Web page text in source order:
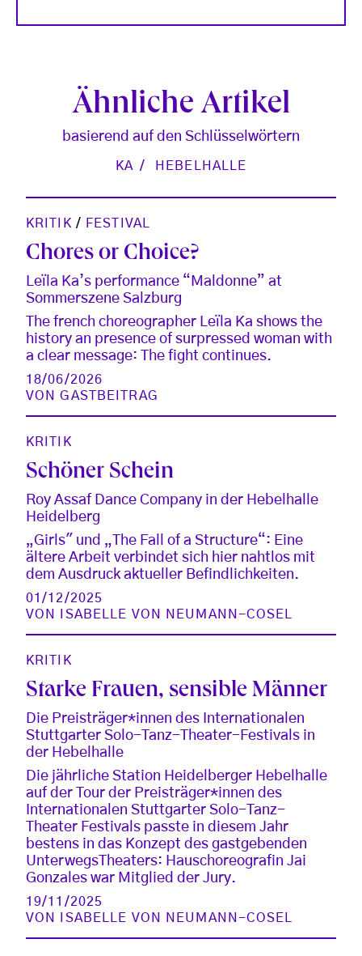
Ähnliche Artikel
basierend auf den Schlüsselwörtern
KA HEBELHALLE
KRITIK / FESTIVAL
Chores or Choice?
Leïla Ka’s performance “Maldonne” at
Sommerszene Salzburg
The french choreographer Leïla Ka shows the
history an presence of surpressed woman with
a clear message: The fight continues.
18/06/2026
VONGASTBEITRAG
KRITIK
Schöner Schein
Roy Assaf Dance Company in der Hebelhalle
Heidelberg
„Girls" und „The Fall of a Structure“: Eine
ältere Arbeit verbindet sich hier nahtlos mit
dem Ausdruck aktueller Befindlichkeiten.
01/12/2025
VON
ISABELLE VON NEUMANN-COSEL
KRITIK
Starke Frauen, sensible Männer
Die Preisträger*innen des Internationalen
Stuttgarter Solo-Tanz-Theater-Festivals in
der Hebelhalle
Die jährliche Station Heidelberger Hebelhalle
auf der Tour der Preisträger*innen des
Internationalen Stuttgarter Solo-Tanz-
Theater Festivals passte in diesem Jahr
bestens in das Konzept des gastgebenden
UnterwegsTheaters: Hauschoreografin Jai
Gonzales war Mitglied der Jury.
19/11/2025
VON
ISABELLE VON NEUMANN-COSEL